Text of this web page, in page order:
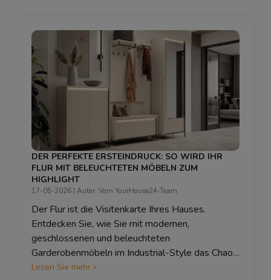
DER PERFEKTE ERSTEINDRUCK: SO WIRD IHR
FLUR MIT BELEUCHTETEN MÖBELN ZUM
HIGHLIGHT
17-05-2026 | Autor: Vom YourHouse24-Team
Der Flur ist die Visitenkarte Ihres Hauses.
Entdecken Sie, wie Sie mit modernen,
geschlossenen und beleuchteten
Garderobenmöbeln im Industrial-Style das Chaos
besiegen und einen perfekten Empfang kreieren.
Lesen Sie mehr »